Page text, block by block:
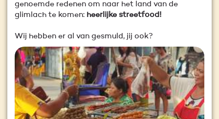
genoemde redenen om naar het land van de
glimlach te komen: heerlijke streetfood!
Wij hebben er al van gesmuld, jij ook?